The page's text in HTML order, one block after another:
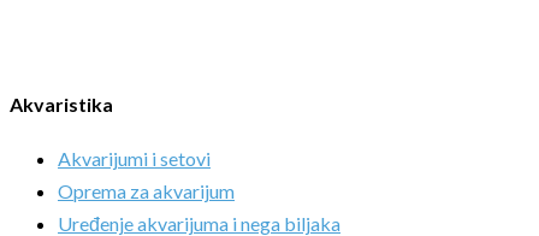
Akvaristika
Akvarijumi i setovi
Oprema za akvarijum
Uređenje akvarijuma i nega biljaka